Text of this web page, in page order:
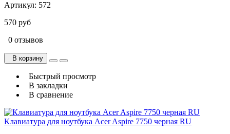
Артикул: 572
570 руб
0 отзывов
В корзину
Быстрый просмотр
В закладки
В сравнение
Клавиатура для ноутбука Acer Aspire 7750 черная RU